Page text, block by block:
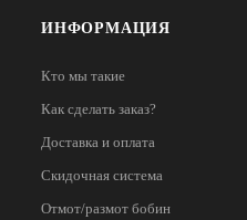
ИНФОРМАЦИЯ
Кто мы такие
Как сделать заказ?
Доставка и оплата
Скидочная система
Отмот/размот бобин